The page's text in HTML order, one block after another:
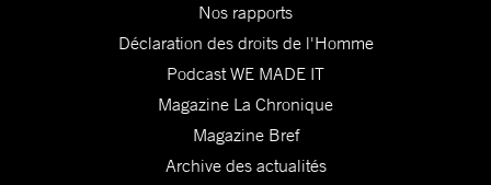
Nos rapports
Déclaration des droits de l'Homme
Podcast WE MADE IT
Magazine La Chronique
Magazine Bref
Archive des actualités